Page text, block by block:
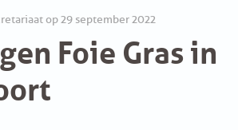
op 29 september 2022
Foie Gras in